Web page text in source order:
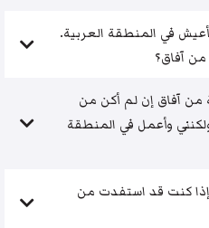
أعيش في المنطقة العربية.
آفاق؟
آفاق إن لم أكن من
وأعمل في المنطقة
كنت قد استفدت من